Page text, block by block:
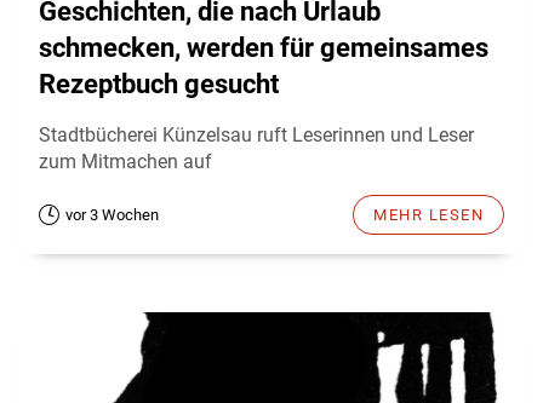
Geschichten, die nach Urlaub
schmecken, werden für gemeinsames
Rezeptbuch gesucht
Stadtbücherei Künzelsau ruft Leserinnen und Leser
zum Mitmachen auf
vor 3 Wochen MEHR LESEN